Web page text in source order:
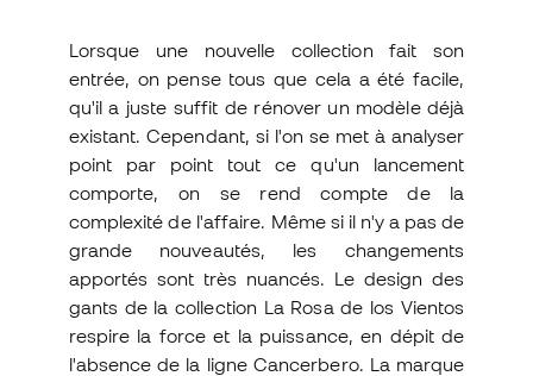
Lorsque une nouvelle collection fait son
entrée, on pense tous que cela a été facile,
qu'il a juste suffit de rénover un modèle déjà
existant. Cependant, si l'on se met à analyser
point par point tout ce qu'un lancement
comporte, on se rend compte de la
complexité de l'affaire. Même si il n'y a pas de
grande nouveautés, les changements
apportés sont très nuancés. Le design des
gants de la collection La Rosa de los Vientos
respire la force et la puissance, en dépit de
l'absence de la ligne Cancerbero. La marque